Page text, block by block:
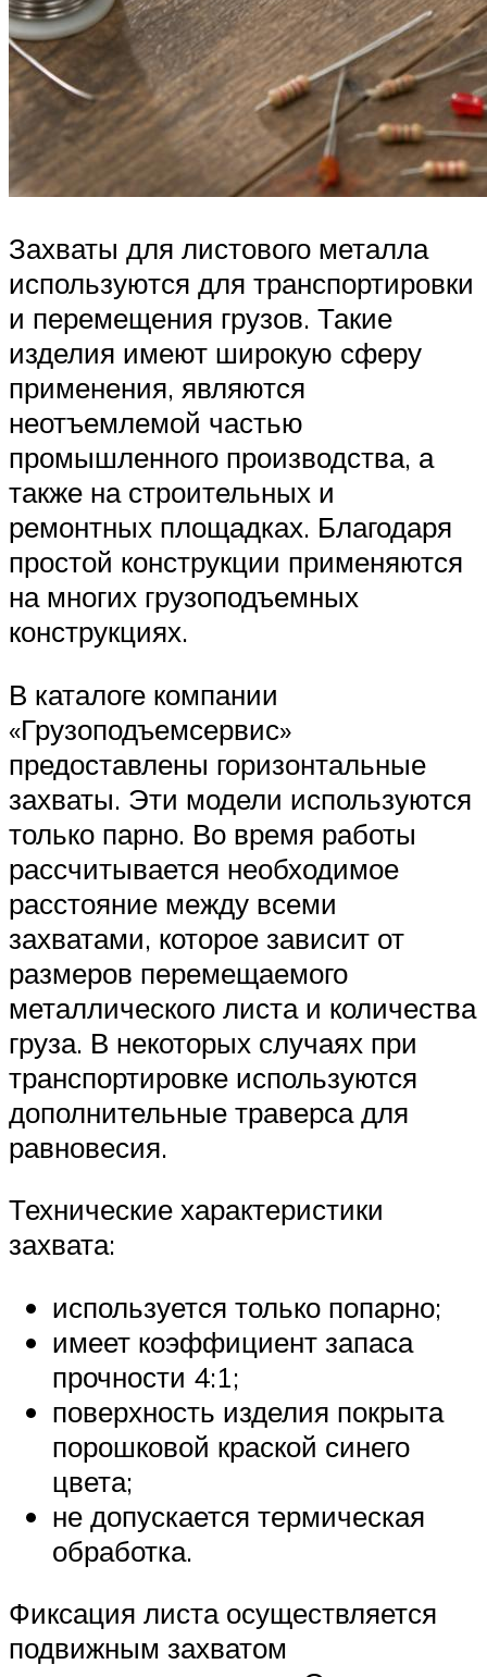
Захваты для листового металла
используются для транспортировки
и перемещения грузов. Такие
изделия имеют широкую сферу
применения, являются
неотъемлемой частью
промышленного производства, а
также на строительных и
ремонтных площадках. Благодаря
простой конструкции применяются
на многих грузоподъемных
конструкциях.
В каталоге компании
«Грузоподъемсервис»
предоставлены горизонтальные
захваты. Эти модели используются
только парно. Во время работы
рассчитывается необходимое
расстояние между всеми
захватами, которое зависит от
размеров перемещаемого
металлического листа и количества
груза. В некоторых случаях при
транспортировке используются
дополнительные траверса для
равновесия.
Технические характеристики
захвата:
используется только попарно;
имеет коэффициент запаса
прочности 4:1;
поверхность изделия покрыта
порошковой краской синего
цвета;
не допускается термическая
обработка.
Фиксация листа осуществляется
подвижным захватом